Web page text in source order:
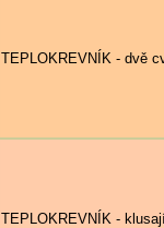
TEPLOKREVNÍK - dvě
TEPLOKREVNÍK -